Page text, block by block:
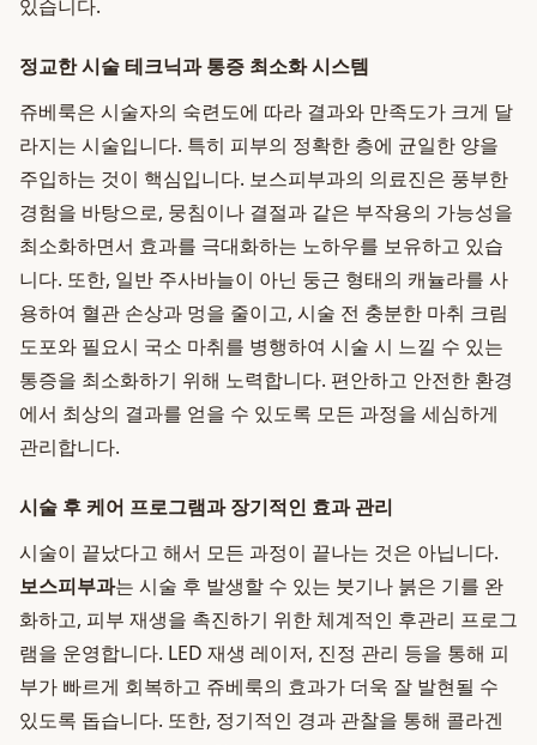
있습니다.
정교한 시술 테크닉과 통증 최소화 시스템
쥬베룩은 시술자의 숙련도에 따라 결과와 만족도가 크게 달
라지는 시술입니다. 특히 피부의 정확한 층에 균일한 양을
주입하는 것이 핵심입니다. 보스피부과의 의료진은 풍부한
경험을 바탕으로, 뭉침이나 결절과 같은 부작용의 가능성을
최소화하면서 효과를 극대화하는 노하우를 보유하고 있습
니다. 또한, 일반 주사바늘이 아닌 둥근 형태의 캐뉼라를 사
용하여 혈관 손상과 멍을 줄이고, 시술 전 충분한 마취 크림
도포와 필요시 국소 마취를 병행하여 시술 시 느낄 수 있는
통증을 최소화하기 위해 노력합니다. 편안하고 안전한 환경
에서 최상의 결과를 얻을 수 있도록 모든 과정을 세심하게
관리합니다.
시술 후 케어 프로그램과 장기적인 효과 관리
시술이 끝났다고 해서 모든 과정이 끝나는 것은 아닙니다.
보스피부과는 시술 후 발생할 수 있는 붓기나 붉은 기를 완
화하고, 피부 재생을 촉진하기 위한 체계적인 후관리 프로그
램을 운영합니다. LED 재생 레이저, 진정 관리 등을 통해 피
부가 빠르게 회복하고 쥬베룩의 효과가 더욱 잘 발현될 수
있도록 돕습니다. 또한, 정기적인 경과 관찰을 통해 콜라겐